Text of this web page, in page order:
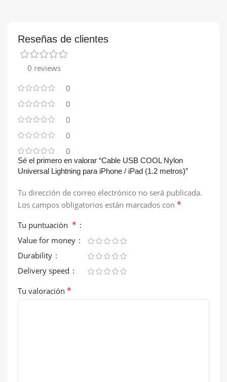
Reseñas de clientes
0 reviews
0
0
0
0
0
Sé el primero en valorar “Cable USB COOL Nylon
Universal Lightning para iPhone / iPad (1.2 metros)”
Tu dirección de correo electrónico no será publicada.
Los campos obligatorios están marcados con *
Tu puntuación *
Value for money
Durability
Delivery speed
Tu valoración *